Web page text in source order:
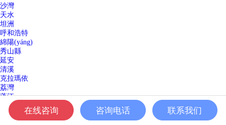
沙灣
天水
坦洲
呼和浩特
綿陽(yáng)
秀山縣
延安
清溪
克拉瑪依
荔灣
蓬江
黔南
安陽(yáng)在线咨询 咨询电话 联系我们